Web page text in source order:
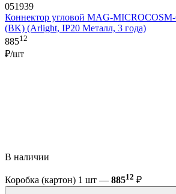
051939
Коннектор угловой MAG-
(BK) (Arlight, IP20 Металл, 3 года)
88512
₽/шт
В наличии
Коробка (картон) 1 шт — 88512 ₽